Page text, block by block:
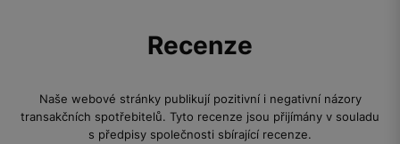
Recenze
Naše webové stránky publikují pozitivní i negativní názory
transakčních spotřebitelů. Tyto recenze jsou přijímány v souladu
s předpisy společnosti sbírající recenze.